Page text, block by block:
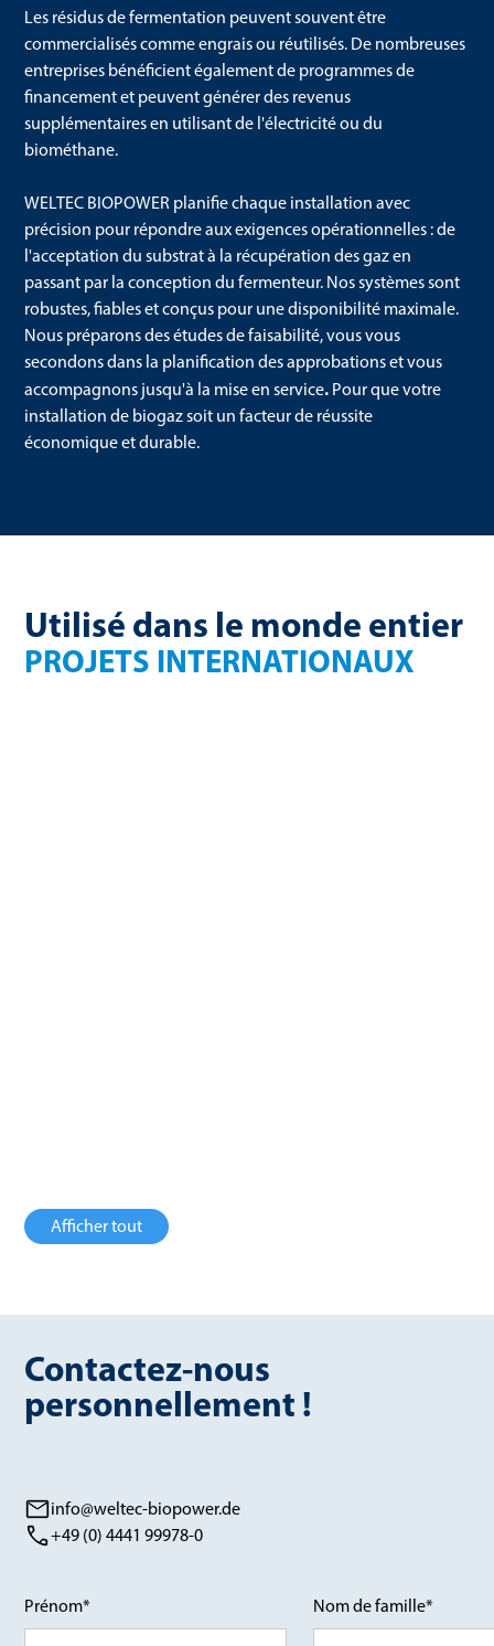
Les résidus de fermentation peuvent souvent être
commercialisés comme engrais ou réutilisés. De nombreuses
entreprises bénéficient également de programmes de
financement et peuvent générer des revenus
supplémentaires en utilisant de l'électricité ou du
biométhane.
WELTEC BIOPOWER planifie chaque installation avec
précision pour répondre aux exigences opérationnelles : de
l'acceptation du substrat à la récupération des gaz en
passant par la conception du fermenteur. Nos systèmes sont
robustes, fiables et conçus pour une disponibilité maximale.
Nous préparons des études de faisabilité, vous vous
secondons dans la planification des approbations et vous
accompagnons jusqu'à la mise en service. Pour que votre
installation de biogaz soit un facteur de réussite
économique et durable.
Utilisé dans le monde entier
PROJETS INTERNATIONAUX
Afficher tout
Contactez-nous
personnellement !
info@weltec-biopower.de
+49 (0) 4441 99978-0
Prénom* Nom de famille*